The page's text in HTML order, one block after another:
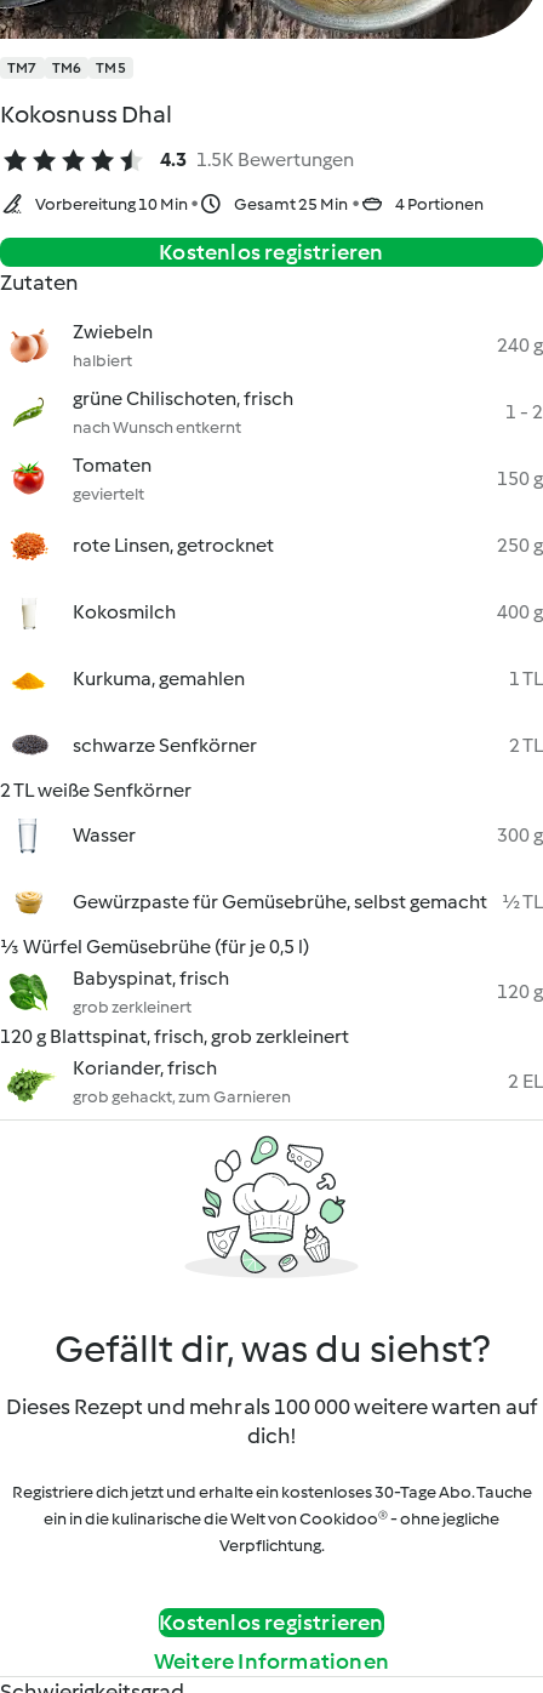
TM7 TM6 TM5
Kokosnuss Dhal
4.3 1.5K Bewertungen
Vorbereitung 10 Min Gesamt 25 Min 4 Portionen
Kostenlos registrieren
Zutaten
Zwiebeln
halbiert
240 g
grüne Chilischoten, frisch
nach Wunsch entkernt
1 - 2
Tomaten
geviertelt
150 g
rote Linsen, getrocknet 250 g
Kokosmilch 400 g
Kurkuma, gemahlen 1 TL
schwarze Senfkörner
2 TL
2 TL weiße Senfkörner
Wasser
300 g
Gewürzpaste für Gemüsebrühe, selbst gemacht
½ TL
⅓ Würfel Gemüsebrühe (für je 0,5 l)
Babyspinat, frisch
grob zerkleinert
120 g
120 g Blattspinat, frisch, grob zerkleinert
Koriander, frisch
grob gehackt, zum Garnieren
2 EL
Gefällt dir, was du siehst?
Dieses Rezept und mehr als 100 000 weitere warten auf
dich!
Registriere dich jetzt und erhalte ein kostenloses 30-Tage Abo. Tauche
ein in die kulinarische die Welt von Cookidoo® - ohne jegliche
Verpflichtung.
Kostenlos registrieren
Weitere Informationen